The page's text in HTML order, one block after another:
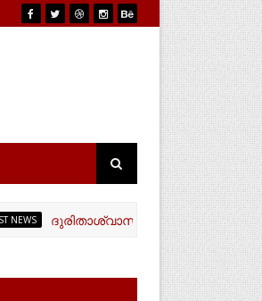
ദുരിതാശ്വാസ ക്യാംപിലേക്ക് ചായയും